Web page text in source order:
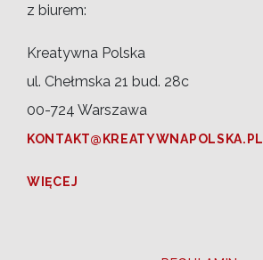
z biurem:
Kreatywna Polska
ul. Chełmska 21 bud. 28c
00-724 Warszawa
KONTAKT@KREATYWNAPOLSKA.PL
WIĘCEJ